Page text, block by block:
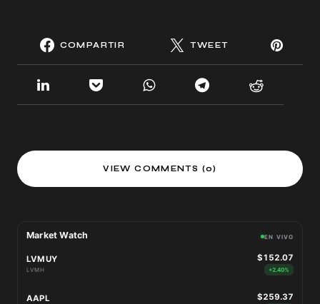
COMPARTIR TWEET
VIEW COMMENTS (0)
Market Watch EN VIVO
LVMUY
LVMH
$152.07
+2.40%
AAPL $259.37